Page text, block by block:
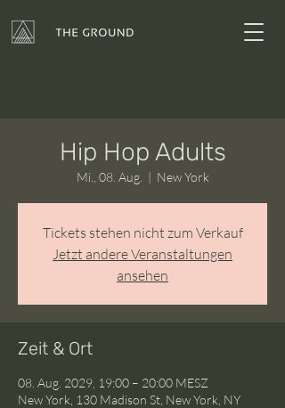
Hip Hop Adults
Mi., 08. Aug.
  |
New York
Tickets stehen nicht zum Verkauf
Jetzt andere Veranstaltungen
ansehen
Zeit & Ort
08. Aug. 2029, 19:00 – 20:00 MESZ
New York, 130 Madison St, New York, NY